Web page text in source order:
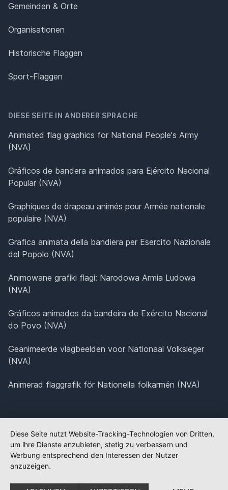
Gemeinden & Orte
Organisationen
Historische Flaggen
Sport-Flaggen
DIESE SEITE IN ANDERER SPRACHE
Animated flag graphics for National People's Army
(NVA)
Gráficos de bandera animados para Ejército Nacional
Popular (NVA)
Graphiques de drapeau animés pour Armée nationale
populaire (NVA)
Grafica animata della bandiera per Esercito Nazionale
del Popolo (NVA)
Animowane grafiki flagi: Narodowa Armia Ludowa
(NVA)
Gráficos animados da bandeira de Exército Nacional
do Povo (NVA)
Geanimeerde vlagbeelden voor Nationaal Volksleger
(NVA)
Animerad flaggrafik för Nationella folkarmén (NVA)
Diese Seite nutzt Website-Tracking-Technologien von Dritten,
um ihre Dienste anzubieten, stetig zu verbessern und
Werbung entsprechend den Interessen der Nutzer
anzuzeigen.